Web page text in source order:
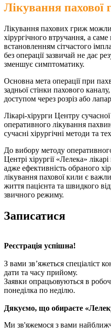
Лікування пахової
Лікування пахових гриж
хірургічного втручання, а
встановленням сітчастого
без операції зазвичай не дає
зменшує симптоматику.
Основна мета операції при
задньої стінки пахового
доступом через розріз або
Лікарі-хірурги Центру
оперативного лікування
сучасні хірургічні методи та
До вибору методу
Центрі хірургії «Лелека»
адже ефективність обраного
лікування пахової кили є
життя пацієнта та швидкого
звичного режиму.
Записатися
Реєстрація успішна!
З вами зв’яжеться спеціаліст
дати та часу прийому.
Заявки опрацьовуються в
понеділка по неділю.
Дякуємо, що обираєте
Ми зв'яжемося з вами